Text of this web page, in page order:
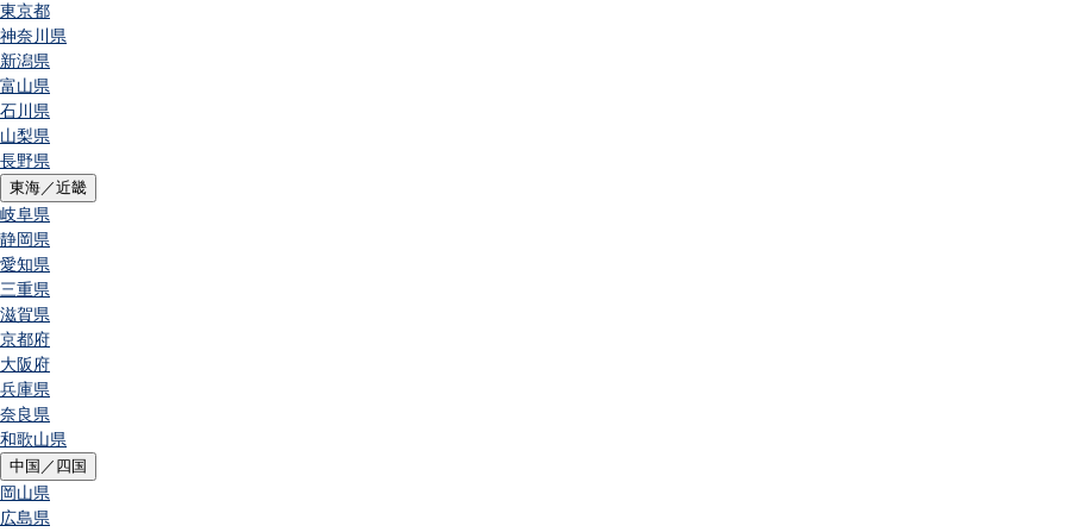
東京都
神奈川県
新潟県
富山県
石川県
山梨県
長野県
東海／近畿
岐阜県
静岡県
愛知県
三重県
滋賀県
京都府
大阪府
兵庫県
奈良県
和歌山県
中国／四国
岡山県
広島県